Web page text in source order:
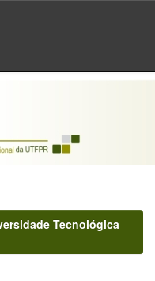
Tecnológica